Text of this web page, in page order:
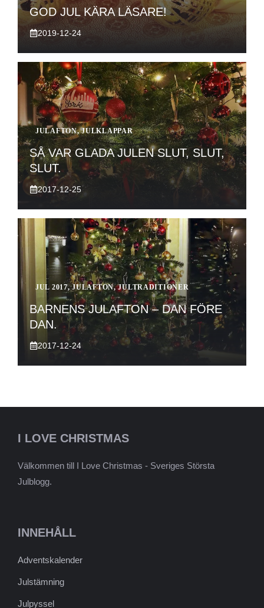
GOD JUL KÄRA LÄSARE!
2019-12-24
JULAFTON,JULKLAPPAR
SÅ VAR GLADA JULEN SLUT, SLUT,
SLUT.
2017-12-25
JUL 2017,JULAFTON,JULTRADITIONER
BARNENS JULAFTON – DAN FÖRE
DAN.
2017-12-24
I LOVE CHRISTMAS
Välkommen till I Love Christmas - Sveriges Största
Julblogg.
INNEHÅLL
Adventskalender
Julstämning
Julpyssel